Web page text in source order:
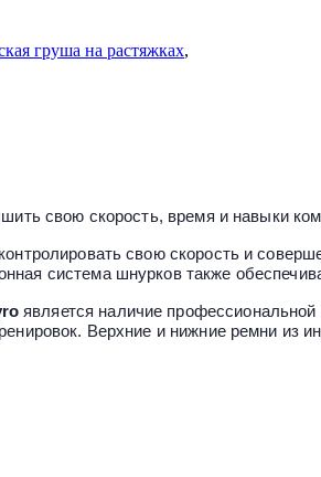
груша на растяжках,
свою скорость, время и навыки
свою скорость и
система шнурков также
является наличие профессиональной
Верхние и нижние ремни